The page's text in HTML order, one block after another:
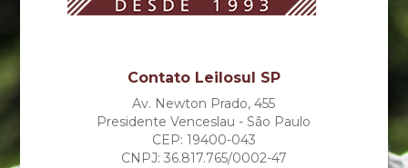
Contato Leilosul SP
Av. Newton Prado, 455
Presidente Venceslau - São Paulo
CEP: 19400-043
CNPJ: 36.817.765/0002-47